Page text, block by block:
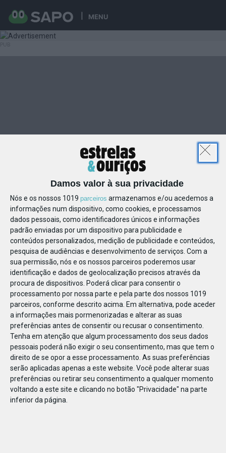
Damos valor à sua privacidade
Nós e os nossos 1019 parceiros armazenamos e/ou acedemos a
informações num dispositivo, como cookies, e processamos
dados pessoais, como identificadores únicos e informações
padrão enviadas por um dispositivo para publicidade e
conteúdos personalizados, medição de publicidade e conteúdos,
pesquisa de audiências e desenvolvimento de serviços. Com a
sua permissão, nós e os nossos parceiros poderemos usar
identificação e dados de geolocalização precisos através da
procura de dispositivos. Poderá clicar para consentir o
processamento por nossa parte e pela parte dos nossos 1019
parceiros, conforme descrito acima. Em alternativa, pode aceder
a informações mais pormenorizadas e alterar as suas
preferências antes de consentir ou recusar o consentimento.
Tenha em atenção que algum processamento dos seus dados
pessoais poderá não exigir o seu consentimento, mas que tem o
direito de se opor a esse processamento. As suas preferências
serão aplicadas apenas a este website. Você pode alterar suas
preferências ou retirar seu consentimento a qualquer momento
voltando a este site e clicando no botão "Privacidade" na parte
inferior da página.
MENU
863231801277878